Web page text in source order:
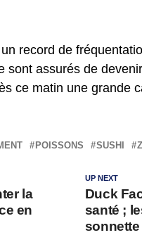
record de
sont assurés de
ce matin une grande
POISSONS SUSHI
UP NEXT
Duck
santé ;
sonnette
la
en